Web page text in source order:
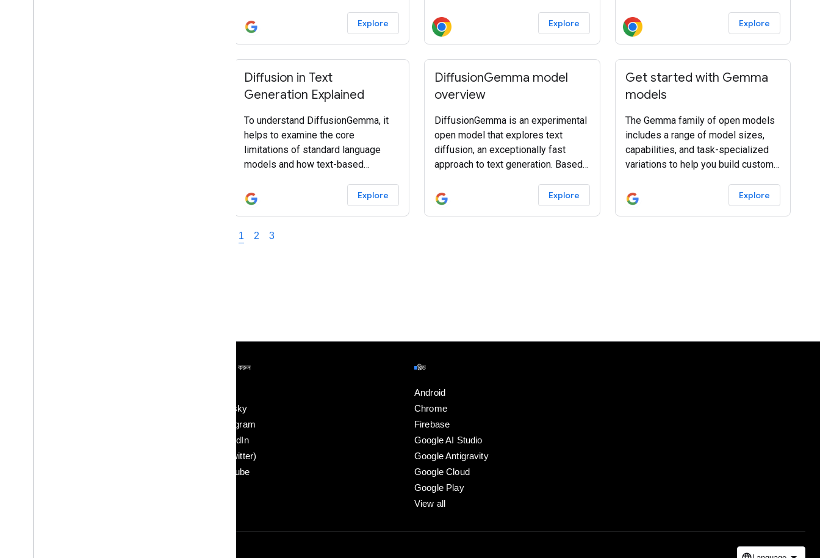
and reasoning. Gemma models are
provided with open weights and
Explore
release notes: What's new in
DevTools.
Explore Explore
Diffusion in Text
Generation Explained
To understand DiffusionGemma, it
helps to examine the core
limitations of standard language
models and how text-based
Language Models (LLMs) are
autoregressive, meaning they
time.
Explore
DiffusionGemma model
overview
DiffusionGemma is an experimental
open model that explores text
diffusion, an exceptionally fast
approach to text generation. Based
Experts (MoE) Gemma 4
architecture, DiffusionGemma
Explore
Get started with Gemma
models
The Gemma family of open models
includes a range of model sizes,
capabilities, and task-specialized
variations to help you build custom
main paths you can follow when
using Gemma models in an
Explore
1 2 3
কানেক্ট করুন
Bluesky
Instagram
LinkedIn
X (Twitter)
YouTube
বিল্ড
Android
Chrome
Firebase
Google AI Studio
Google Antigravity
Google Cloud
Google Play
View all